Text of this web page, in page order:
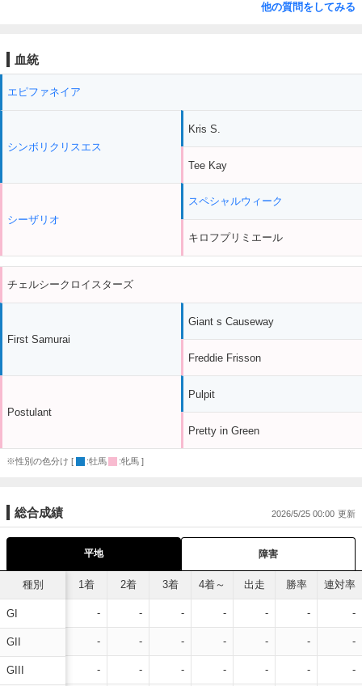
他の質問をしてみる
血統
エピファネイア
シンボリクリスエス
シーザリオ
Kris S.
Tee Kay
スペシャルウィーク
キロフプリミエール
チェルシークロイスターズ
First Samurai
Postulant
Giant s Causeway
Freddie Frisson
Pulpit
Pretty in Green
※性別の色分け [ :牡馬 :牝馬 ]
総合成績 2026/5/25 00:00
平地 障害
種別
GI
GII
GIII
1着 2着 3着 4着～ 出走 勝率 連対率
- - - - - - -
- - - - - - -
- - - - - - -